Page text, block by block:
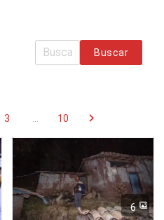
Buscar
3 10 chevron_right
6